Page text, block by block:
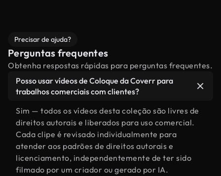
Precisar de ajuda?
Perguntas frequentes
Obtenha respostas rápidas para perguntas frequentes.
Posso usar vídeos de Coloque da Coverr para
trabalhos comerciais com clientes?
Sim — todos os vídeos desta coleção são livres de
direitos autorais e liberados para uso comercial.
Cada clipe é revisado individualmente para
atender aos padrões de direitos autorais e
licenciamento, independentemente de ter sido
filmado por um criador ou gerado por IA.